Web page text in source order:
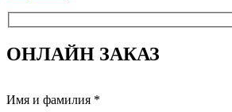
ОНЛАЙН ЗАКАЗ
Имя и фамилия *